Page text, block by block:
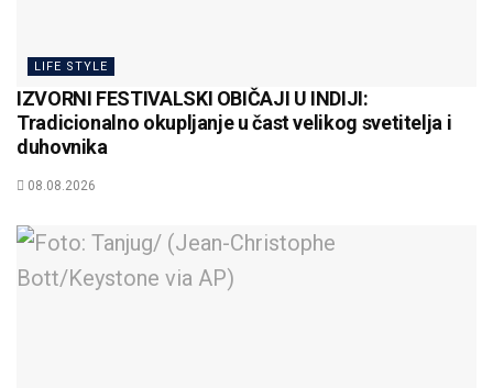
LIFE STYLE
IZVORNI FESTIVALSKI OBIČAJI U INDIJI:
Tradicionalno okupljanje u čast velikog svetitelja i
duhovnika
08.08.2026